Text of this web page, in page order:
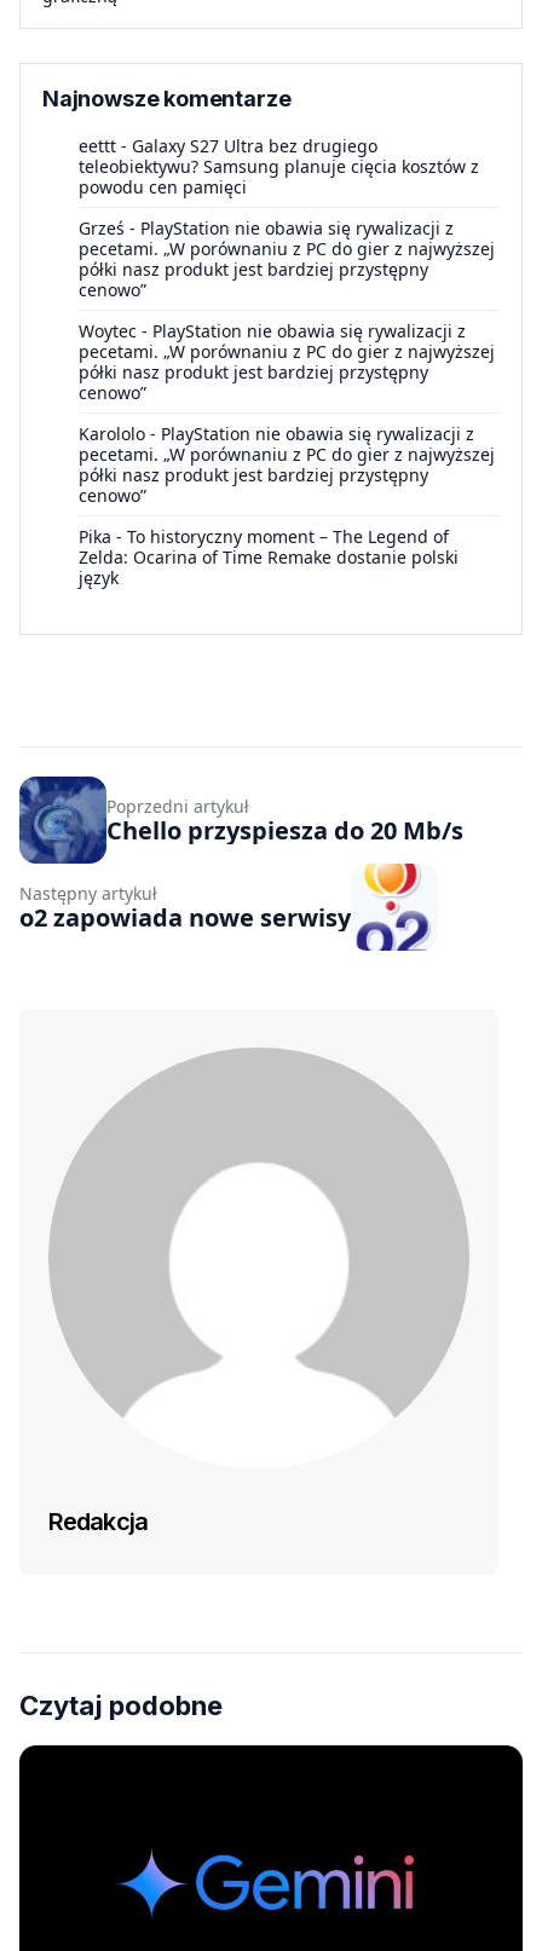
Najnowsze komentarze
eettt - Galaxy S27 Ultra bez drugiego
teleobiektywu? Samsung planuje cięcia kosztów z
powodu cen pamięci
Grześ - PlayStation nie obawia się rywalizacji z
pecetami. „W porównaniu z PC do gier z najwyższej
półki nasz produkt jest bardziej przystępny
cenowo”
Woytec - PlayStation nie obawia się rywalizacji z
pecetami. „W porównaniu z PC do gier z najwyższej
półki nasz produkt jest bardziej przystępny
cenowo”
Karololo - PlayStation nie obawia się rywalizacji z
pecetami. „W porównaniu z PC do gier z najwyższej
półki nasz produkt jest bardziej przystępny
cenowo”
Pika - To historyczny moment – The Legend of
Zelda: Ocarina of Time Remake dostanie polski
język
Poprzedni artykuł
Chello przyspiesza do 20 Mb/s
Następny artykuł
o2 zapowiada nowe serwisy
Redakcja
Czytaj podobne